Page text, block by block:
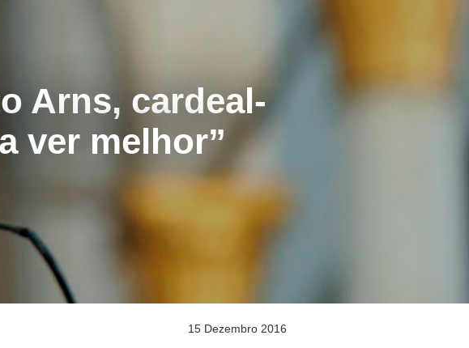
Arns, cardeal-
ver melhor”
15 Dezembro 2016